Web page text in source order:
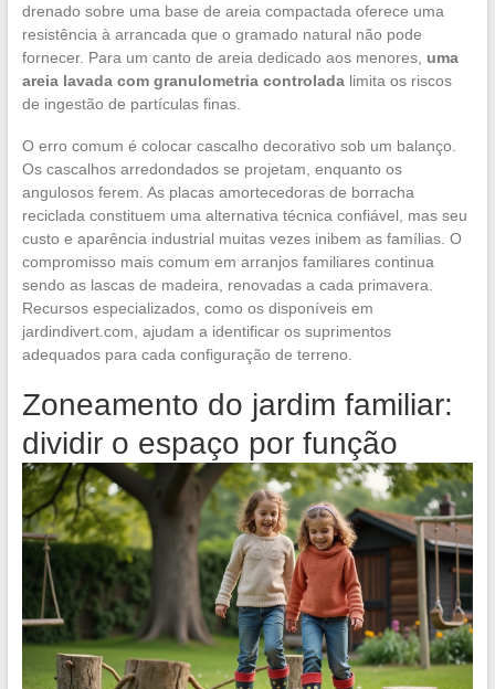
drenado sobre uma base de areia compactada oferece uma
resistência à arrancada que o gramado natural não pode
fornecer. Para um canto de areia dedicado aos menores, uma
areia lavada com granulometria controladalimita os riscos
de ingestão de partículas finas.
O erro comum é colocar cascalho decorativo sob um balanço.
Os cascalhos arredondados se projetam, enquanto os
angulosos ferem. As placas amortecedoras de borracha
reciclada constituem uma alternativa técnica confiável, mas seu
custo e aparência industrial muitas vezes inibem as famílias. O
compromisso mais comum em arranjos familiares continua
sendo as lascas de madeira, renovadas a cada primavera.
Recursos especializados, como os disponíveis em
jardindivert.com, ajudam a identificar os suprimentos
adequados para cada configuração de terreno.
Zoneamento do jardim familiar:
dividir o espaço por função